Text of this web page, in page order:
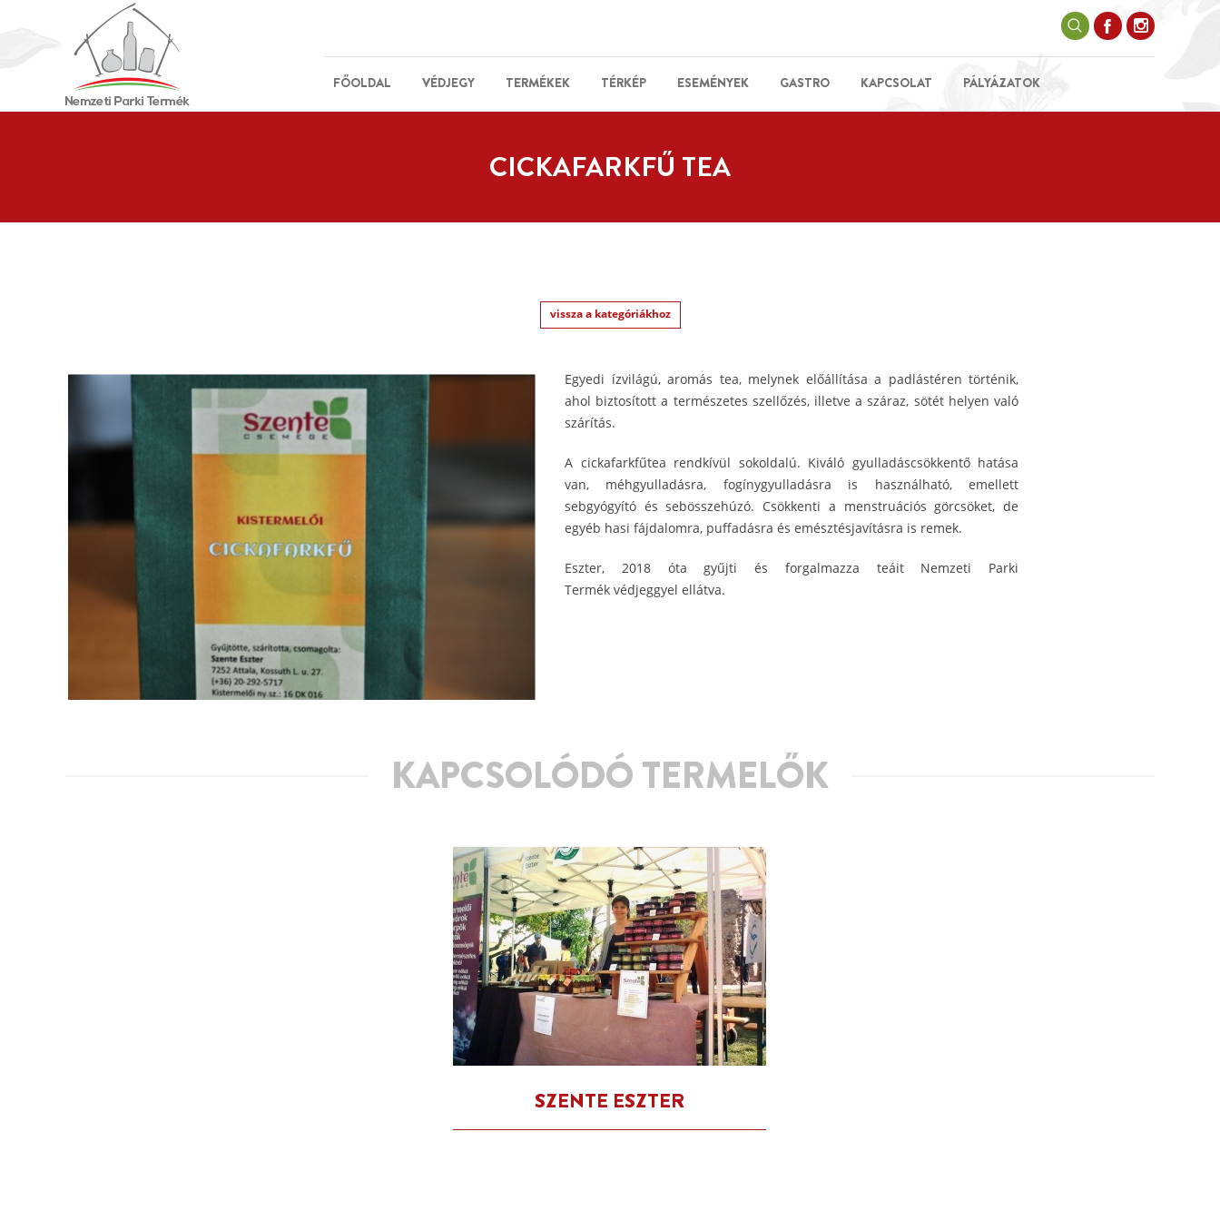
FŐOLDAL VÉDJEGY TERMÉKEK TÉRKÉP ESEMÉNYEK GASTRO KAPCSOLAT PÁLYÁZATOK
CICKAFARKFŰ TEA
vissza a kategóriákhoz
Egyedi ízvilágú, aromás tea, melynek előállítása a padlástéren történik,
ahol biztosított a természetes szellőzés, illetve a száraz, sötét helyen való
szárítás.
A cickafarkfűtea rendkívül sokoldalú. Kiváló gyulladáscsökkentő hatása
van, méhgyulladásra, fogínygyulladásra is használható, emellett
sebgyógyító és sebösszehúzó. Csökkenti a menstruációs görcsöket, de
egyéb hasi fájdalomra, puffadásra és emésztésjavításra is remek.
Eszter, 2018 óta gyűjti és forgalmazza teáit Nemzeti Parki
Termék védjeggyel ellátva.
KAPCSOLÓDÓ TERMELŐK
SZENTE ESZTER